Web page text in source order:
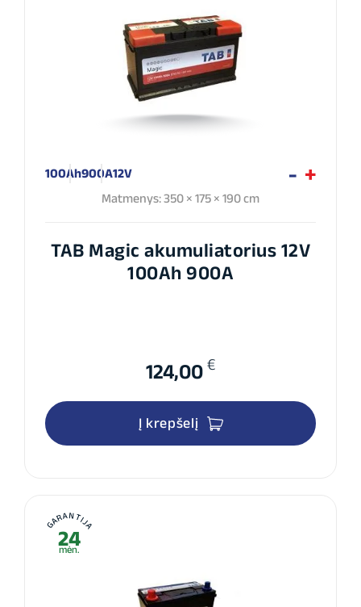
100Ah900A12V
Matmenys: 350 × 175 × 190 cm
TAB Magic akumuliatorius 12V
100Ah 900A
124,00 €
Į krepšelį
GARANTIJA
24
mėn.